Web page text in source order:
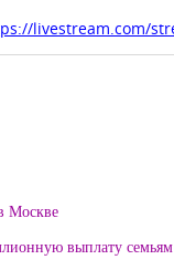
livestream.com/
Москве
выплату